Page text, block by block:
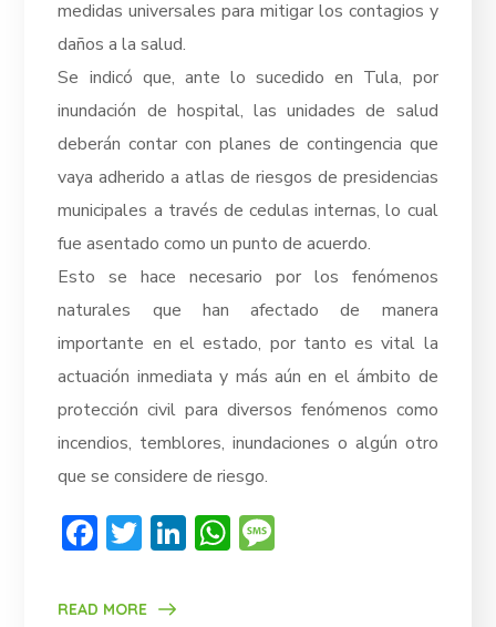
medidas universales para mitigar los contagios y
daños a la salud.
Se indicó que, ante lo sucedido en Tula, por
inundación de hospital, las unidades de salud
deberán contar con planes de contingencia que
vaya adherido a atlas de riesgos de presidencias
municipales a través de cedulas internas, lo cual
fue asentado como un punto de acuerdo.
Esto se hace necesario por los fenómenos
naturales que han afectado de manera
importante en el estado, por tanto es vital la
actuación inmediata y más aún en el ámbito de
protección civil para diversos fenómenos como
incendios, temblores, inundaciones o algún otro
que se considere de riesgo.
Facebook
Twitter
LinkedIn
WhatsApp
READ MORE